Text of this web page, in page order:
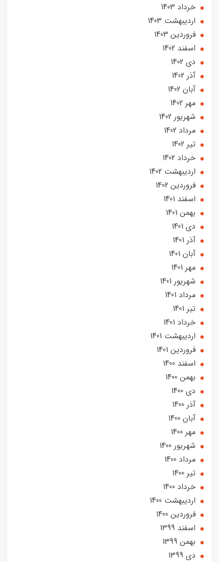
خرداد 1403
ارديبهشت 1403
فروردین 1403
اسفند 1402
دی 1402
آذر 1402
آبان 1402
مهر 1402
شهریور 1402
مرداد 1402
تير 1402
خرداد 1402
ارديبهشت 1402
فروردین 1402
اسفند 1401
بهمن 1401
دی 1401
آذر 1401
آبان 1401
مهر 1401
شهریور 1401
مرداد 1401
تير 1401
خرداد 1401
ارديبهشت 1401
فروردین 1401
اسفند 1400
بهمن 1400
دی 1400
آذر 1400
آبان 1400
مهر 1400
شهریور 1400
مرداد 1400
تير 1400
خرداد 1400
ارديبهشت 1400
فروردین 1400
اسفند 1399
بهمن 1399
دی 1399